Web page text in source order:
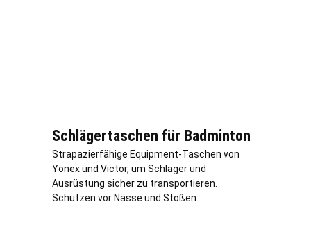
Schlägertaschen für Badminton
Strapazierfähige Equipment-Taschen von
Yonex und Victor, um Schläger und
Ausrüstung sicher zu transportieren.
Schützen vor Nässe und Stößen.